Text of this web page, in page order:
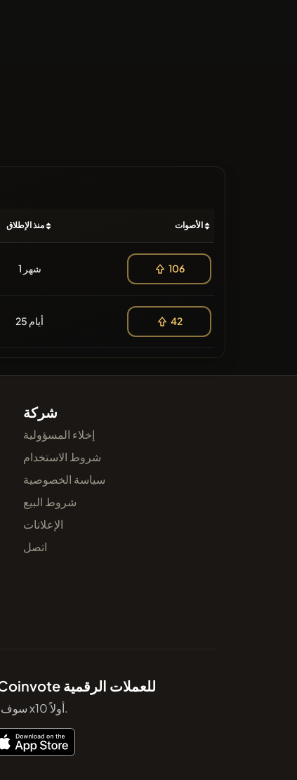
منذ الإطلاق الأصوات
1 شهر 106
25 أيام 42
شركة
إخلاء المسؤولية
شروط الاستخدام
سياسة الخصوصية
شروط البيع
الإعلانات
اتصل
تعرف على تطبيق Coinvote للعملات الرقمية
سوف تجد بالتأكيد الرمز التالي x10 أولاً.